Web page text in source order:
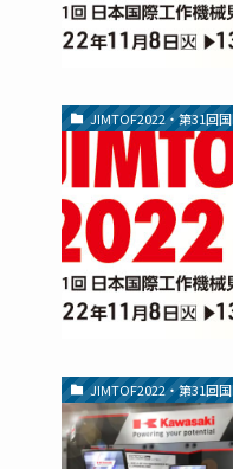
JIMTOF2022・第31回
JIMTOF2022・第31回